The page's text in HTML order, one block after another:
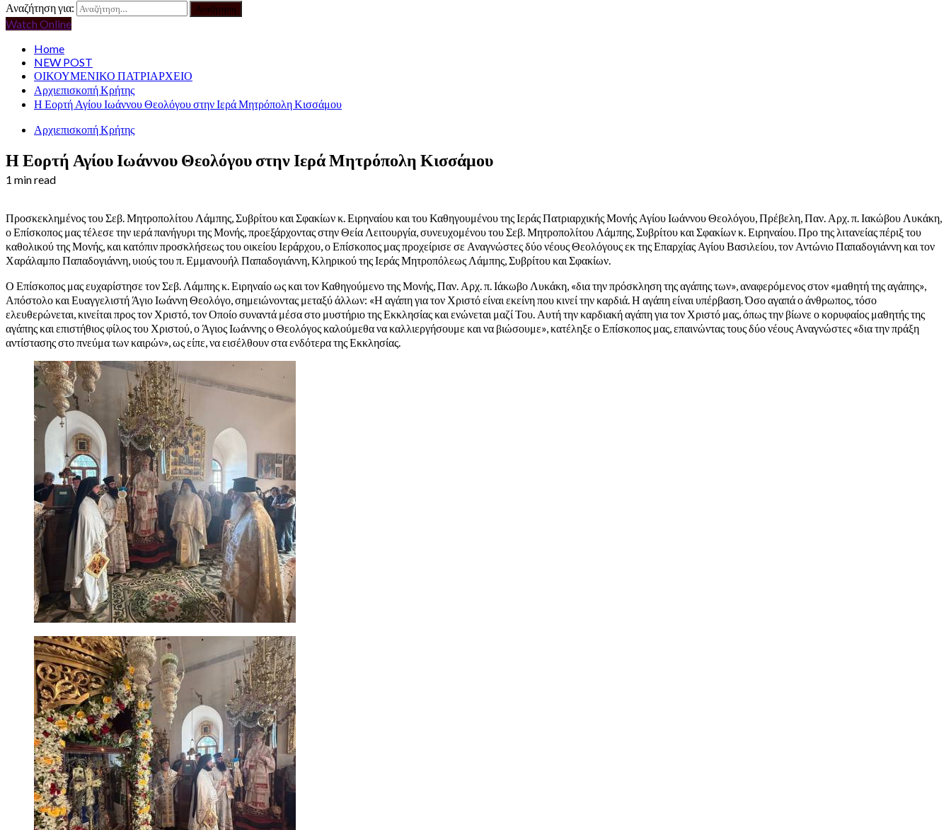
Αναζήτηση για:
Watch Online
Home
NEW POST
ΟΙΚΟΥΜΕΝΙΚΟ ΠΑΤΡΙΑΡΧΕΙΟ
Αρχιεπισκοπή Κρήτης
Η Εορτή Αγίου Ιωάννου Θεολόγου στην Ιερά Μητρόπολη Κισσάμου
Αρχιεπισκοπή Κρήτης
Η Εορτή Αγίου Ιωάννου Θεολόγου στην Ιερά Μητρόπολη Κισσάμου
1 min read
Προσκεκλημένος του Σεβ. Μητροπολίτου Λάμπης, Συβρίτου και Σφακίων κ. Ειρηναίου και του Καθηγουμένου της Ιεράς Πατριαρχικής Μονής Αγίου Ιωάννου Θεολόγου, Πρέβελη, Παν. Αρχ. π. Ιακώβου Λυκάκη,
ο Επίσκοπος μας τέλεσε την ιερά πανήγυρι της Μονής, προεξάρχοντας στην Θεία Λειτουργία, συνευχομένου του Σεβ. Μητροπολίτου Λάμπης, Συβρίτου και Σφακίων κ. Ειρηναίου. Προ της λιτανείας πέριξ του
καθολικού της Μονής, και κατόπιν προσκλήσεως του οικείου Ιεράρχου, ο Επίσκοπος μας προχείρισε σε Αναγνώστες δύο νέους Θεολόγους εκ της Επαρχίας Αγίου Βασιλείου, τον Αντώνιο Παπαδογιάννη και τον
Χαράλαμπο Παπαδογιάννη, υιούς του π. Εμμανουήλ Παπαδογιάννη, Κληρικού της Ιεράς Μητροπόλεως Λάμπης, Συβρίτου και Σφακίων.
Ο Επίσκοπος μας ευχαρίστησε τον Σεβ. Λάμπης κ. Ειρηναίο ως και τον Καθηγούμενο της Μονής, Παν. Αρχ. π. Ιάκωβο Λυκάκη, «δια την πρόσκληση της αγάπης των», αναφερόμενος στον «μαθητή της αγάπης»,
Απόστολο και Ευαγγελιστή Άγιο Ιωάννη Θεολόγο, σημειώνοντας μεταξύ άλλων: «Η αγάπη για τον Χριστό είναι εκείνη που κινεί την καρδιά. Η αγάπη είναι υπέρβαση. Όσο αγαπά ο άνθρωπος, τόσο
ελευθερώνεται, κινείται προς τον Χριστό, τον Οποίο συναντά μέσα στο μυστήριο της Εκκλησίας και ενώνεται μαζί Του. Αυτή την καρδιακή αγάπη για τον Χριστό μας, όπως την βίωνε ο κορυφαίος μαθητής της
αγάπης και επιστήθιος φίλος του Χριστού, ο Άγιος Ιωάννης ο Θεολόγος καλούμεθα να καλλιεργήσουμε και να βιώσουμε», κατέληξε ο Επίσκοπος μας, επαινώντας τους δύο νέους Αναγνώστες «δια την πράξη
αντίστασης στο πνεύμα των καιρών», ως είπε, να εισέλθουν στα ενδότερα της Εκκλησίας.